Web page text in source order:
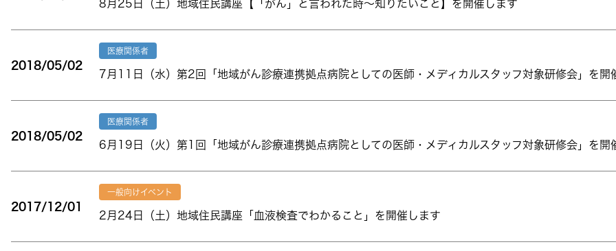
8月25日（土）地域住民講座【「がん」と言われた時～知りたいこと】を開催します
2018/05/02
医療関係者
7月11日（水）第2回「地域がん診療連携拠点病院としての医師・メディカルスタッフ対象研修会」を開
2018/05/02
医療関係者
6月19日（火）第1回「地域がん診療連携拠点病院としての医師・メディカルスタッフ対象研修会」を開
2017/12/01
一般向けイベント
2月24日（土）地域住民講座「血液検査でわかること」を開催します